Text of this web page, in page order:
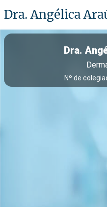
Dra. Angélica
Dra.
Nº de